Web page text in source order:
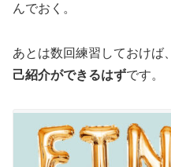
んでおく。
あとは数回練習しておけば、
己紹介ができるはずです。